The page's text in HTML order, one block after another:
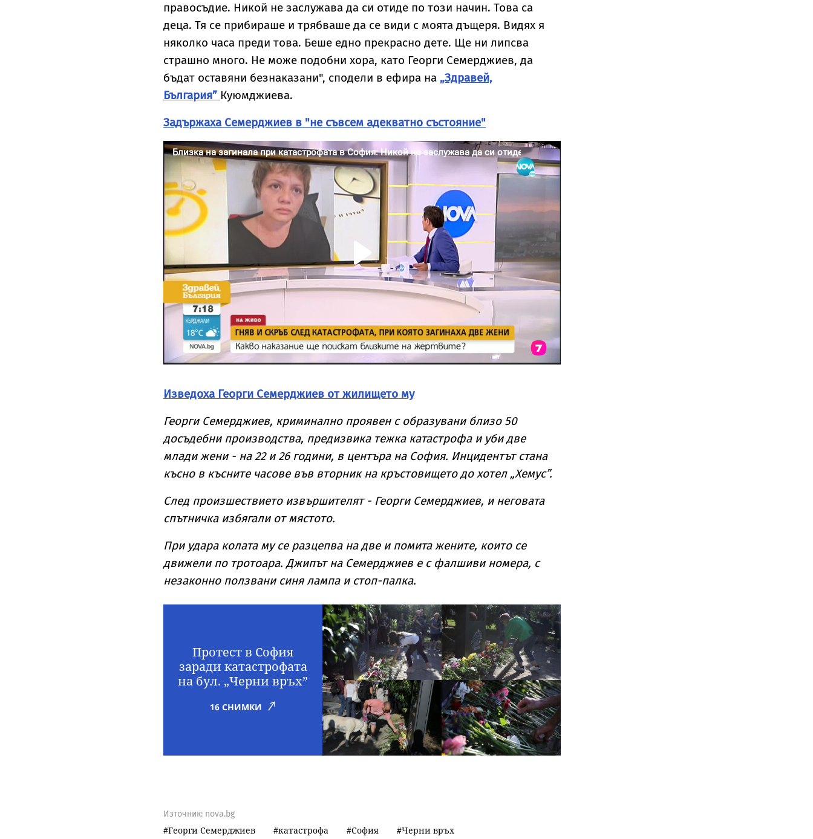
правосъдие. Никой не заслужава да си отиде по този начин. Това са
деца. Тя се прибираше и трябваше да се види с моята дъщеря. Видях я
няколко часа преди това. Беше едно прекрасно дете. Ще ни липсва
страшно много. Не може подобни хора, като Георги Семерджиев, да
бъдат оставяни безнаказани", сподели в ефира на „Здравей,
България” Куюмджиева.
Задържаха Семерджиев в "не съвсем адекватно състояние"
Изведоха Георги Семерджиев от жилището му
Георги Семерджиев, криминално проявен с образувани близо 50
досъдебни производства, предизвика тежка катастрофа и уби две
млади жени - на 22 и 26 години, в центъра на София. Инцидентът стана
късно в късните часове във вторник на кръстовището до хотел „Хемус”.
След произшествието извършителят - Георги Семерджиев, и неговата
спътничка избягали от мястото.
При удара колата му се разцепва на две и помита жените, които се
движели по тротоара. Джипът на Семерджиев е с фалшиви номера, с
незаконно ползвани синя лампа и стоп-палка.
Протест в София
заради катастрофата
на бул. „Черни връх”
16 СНИМКИ
Източник: nova.bg
Георги Семерджиев катастрофа София Черни връх